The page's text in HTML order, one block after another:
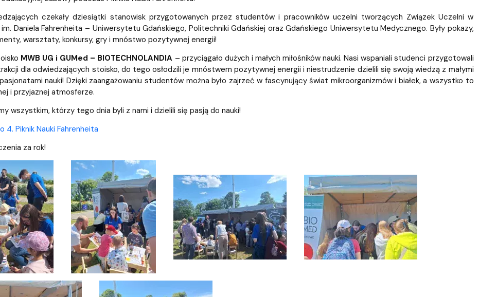
czekały dziesiątki stanowisk przygotowanych przez studentów i pracowników uczelni tworzących Związek Uczelni w
Daniela Fahrenheita – Uniwersytetu Gdańskiego, Politechniki Gdańskiej oraz Gdańskiego Uniwersytetu Medycznego. Były pokazy,
warsztaty, konkursy, gry i mnóstwo pozytywnej energii!
MWB UG i GUMed – BIOTECHNOLANDIA – przyciągało dużych i małych miłośników nauki. Nasi wspaniali studenci przygotowali
dla odwiedzających stoisko, do tego osłodzili je mnóstwem pozytywnej energii i niestrudzenie dzielili się swoją wiedzą z małymi
nauki! Dzięki zaangażowaniu studentów można było zajrzeć w fascynujący świat mikroorganizmów i białek, a wszystko to
i przyjaznej atmosferze.
wszystkim, którzy tego dnia byli z nami i dzielili się pasją do nauki!
4. Piknik Nauki Fahrenheita
za rok!